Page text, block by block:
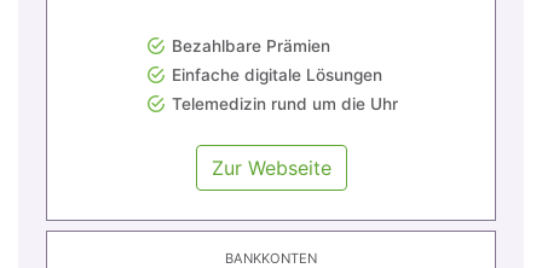
Bezahlbare Prämien
Einfache digitale Lösungen
Telemedizin rund um die Uhr
Zur Webseite
BANKKONTEN